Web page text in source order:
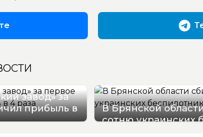
завод» за
прибыль в
В Брянской
сотню украинских